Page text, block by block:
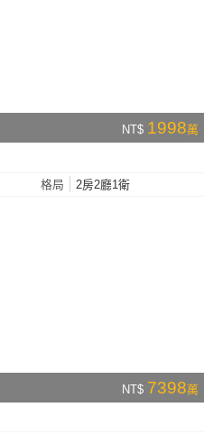
NT$ 1998萬
格局 2房2廳1衛
NT$ 7398萬